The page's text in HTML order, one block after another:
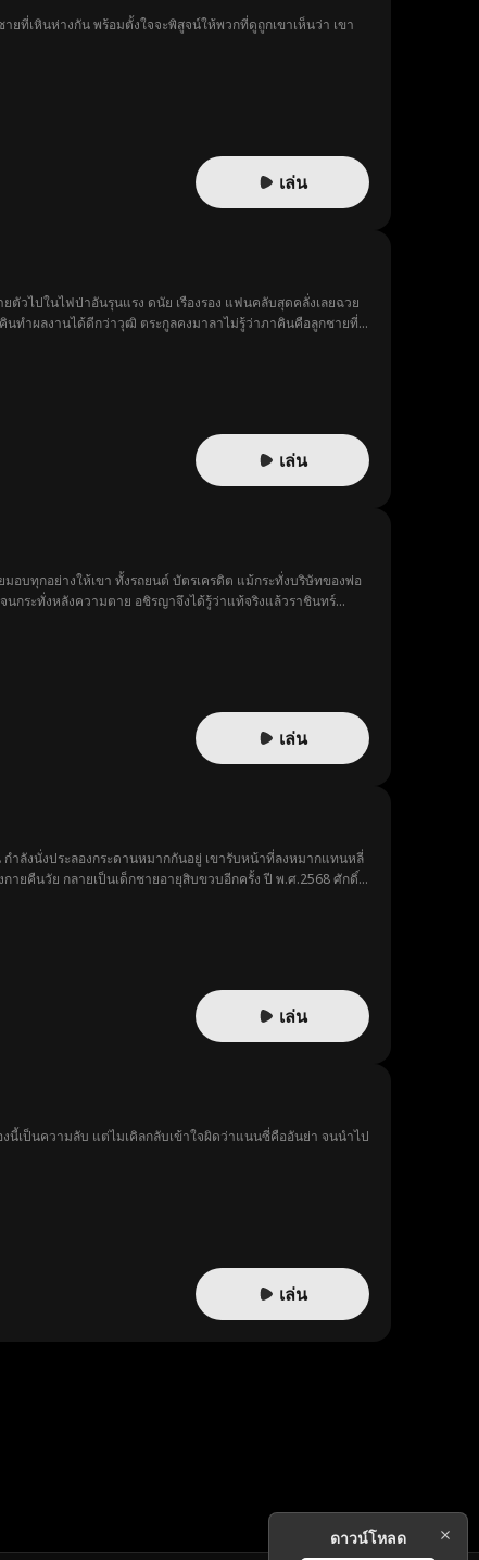
ที่เหินห่างกัน พร้อมตั้งใจจะพิสูจน์ให้พวกที่ดูถูกเขาเห็นว่า เขา
เล่น
วไปในไฟป่าอันรุนแรง ดนัย เรืองรอง แฟนคลับสุดคลั่งเลยฉวย
ทำผลงานได้ดีกว่าวุฒิ ตระกูลคงมาลาไม่รู้ว่าภาคินคือลูกชายที่
เล่น
อบทุกอย่างให้เขา ทั้งรถยนต์ บัตรเครดิต แม้กระทั่งบริษัทของพ่อ
กระทั่งหลังความตาย อชิรญาจึงได้รู้ว่าแท้จริงแล้วราชินทร์
เล่น
ำลังนั่งประลองกระดานหมากกันอยู่ เขารับหน้าที่ลงหมากแทนหลี่
ายคืนวัย กลายเป็นเด็กชายอายุสิบขวบอีกครั้ง ปี พ.ศ.2568 ศักดิ์
เล่น
เป็นความลับ แต่ไมเคิลกลับเข้าใจผิดว่าแนนซี่คืออันย่า จนนำไป
เล่น
ดาวน์โหลด